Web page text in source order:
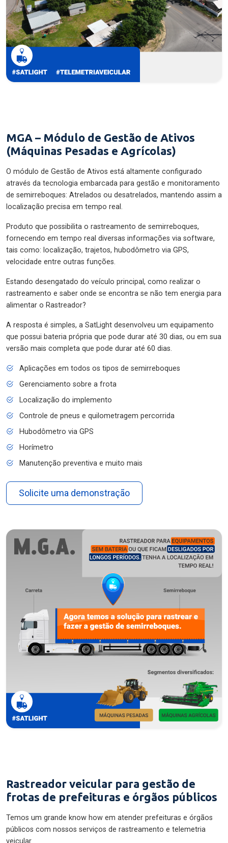
MGA – Módulo de Gestão de Ativos
(Máquinas Pesadas e Agrícolas)
O módulo de Gestão de Ativos está altamente configurado
através da tecnologia embarcada para gestão e monitoramento
de semirreboques: Atrelados ou desatrelados, mantendo assim a
localização precisa em tempo real.
Produto que possibilita o rastreamento de semirreboques,
fornecendo em tempo real diversas informações via software,
tais como: localização, trajetos, hubodômetro via GPS,
velocidade entre outras funções.
Estando desengatado do veículo principal, como realizar o
rastreamento e saber onde se encontra se não tem energia para
alimentar o Rastreador?
A resposta é simples, a SatLight desenvolveu um equipamento
que possui bateria própria que pode durar até 30 dias, ou em sua
versão mais completa que pode durar até 60 dias.
Aplicações em todos os tipos de semirreboques
Gerenciamento sobre a frota
Localização do implemento
Controle de pneus e quilometragem percorrida
Hubodômetro via GPS
Horímetro
Manutenção preventiva e muito mais
Solicite uma demonstração
Rastreador veicular para gestão de
frotas de prefeituras e órgãos públicos
Temos um grande know how em atender prefeituras e órgãos
públicos com nossos serviços de rastreamento e telemetria
veicular.